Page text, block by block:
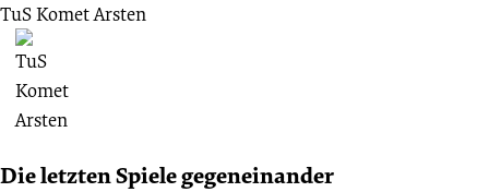
TuS Komet Arsten
Die letzten Spiele gegeneinander